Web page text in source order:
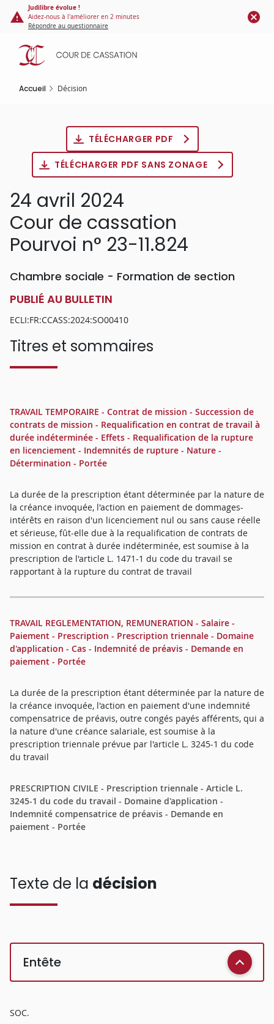
Panneau de gestion des cookies
contenu
principal
Judilibre évolue !
Aidez-nous à l'améliorer en 2 minutes
Répondre au questionnaire
Accueil Décision
TÉLÉCHARGER PDF
TÉLÉCHARGER PDF SANS ZONAGE
24 avril 2024
Cour de cassation
Pourvoi n° 23-11.824
Chambre sociale - Formation de section
PUBLIÉ AU BULLETIN
ECLI:FR:CCASS:2024:SO00410
Titres et sommaires
TRAVAIL TEMPORAIRE - Contrat de mission - Succession de
contrats de mission - Requalification en contrat de travail à
durée indéterminée - Effets - Requalification de la rupture
en licenciement - Indemnités de rupture - Nature -
Détermination - Portée
La durée de la prescription étant déterminée par la nature de
la créance invoquée, l'action en paiement de dommages-
intérêts en raison d'un licenciement nul ou sans cause réelle
et sérieuse, fût-elle due à la requalification de contrats de
mission en contrat à durée indéterminée, est soumise à la
prescription de l'article L. 1471-1 du code du travail se
rapportant à la rupture du contrat de travail
TRAVAIL REGLEMENTATION, REMUNERATION - Salaire -
Paiement - Prescription - Prescription triennale - Domaine
d'application - Cas - Indemnité de préavis - Demande en
paiement - Portée
La durée de la prescription étant déterminée par la nature de
la créance invoquée, l'action en paiement d'une indemnité
compensatrice de préavis, outre congés payés afférents, qui a
la nature d'une créance salariale, est soumise à la
prescription triennale prévue par l'article L. 3245-1 du code
du travail
PRESCRIPTION CIVILE - Prescription triennale - Article L.
3245-1 du code du travail - Domaine d'application -
Indemnité compensatrice de préavis - Demande en
paiement - Portée
Texte de la décision
Entête
SOC.